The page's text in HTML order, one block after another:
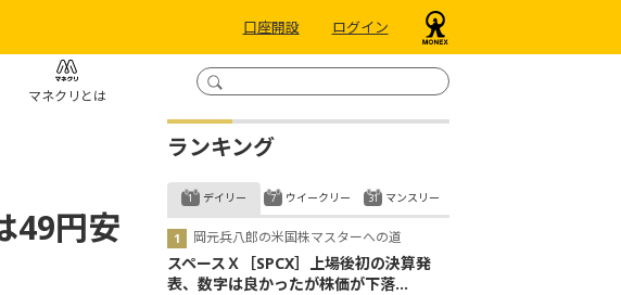
口座開設 ログイン
マネクリとは
49円安
ランキング
デイリー
岡元兵八郎の米国株マスターへの道
スペースＸ［SPCX］上場後初の決算発
表、数字は良かったが株価が下落...
ウイークリー マンスリー